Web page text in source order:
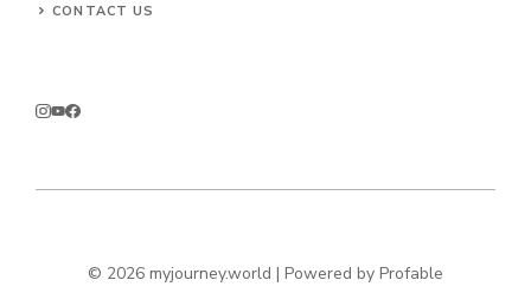
CONTACT US
© 2026 myjourney.world | Powered by Profable